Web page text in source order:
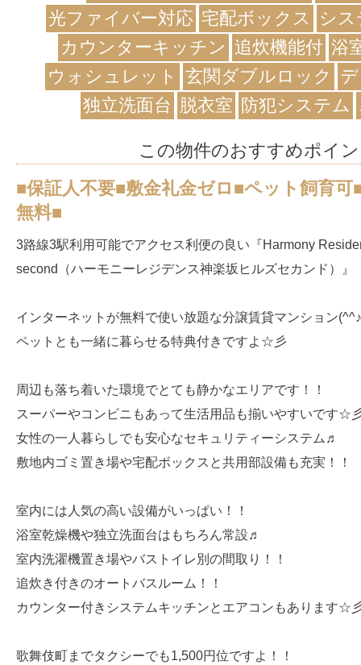
光ファイバー対応 宅配ボックス
シ
カウンターキッチン 追炊機能付 浴
ウォシュレット
玄関ダブルロック
独立洗面台 脱衣室 防犯システム
この物件のおすすめポイ
■保証人不要■敷金礼金ゼロ■ペット飼育
無料■
3路線3駅利用可能でアクセス利便の良い『Harmony
second（ハーモニーレジデンス神楽坂ヒルズセカンド）』
インターネットが無料で使い放題な分譲賃貸マンション(^^♪
ペットとも一緒に暮らせる特典付きですよ☆彡
周辺も落ち着いた環境でとても静かなエリアです！！
スーパーやコンビニもあって生活用品も揃いやすいです☆
女性の一人暮らしでも安心なセキュリティーシステム♬
敷地内ゴミ置き場や宅配ボックスと共用部設備も充実！！
室内には人気の高い設備がいっぱい！！
浴室乾燥機や独立洗面台はもちろん常設♬
室内洗濯機置き場やバストイレ別の間取り！！
追炊き付きのオートバスルーム！！
カウンター付きシステムキッチンとエアコンもあります☆
歌舞伎町までタクシーでも1,500円位ですよ！！